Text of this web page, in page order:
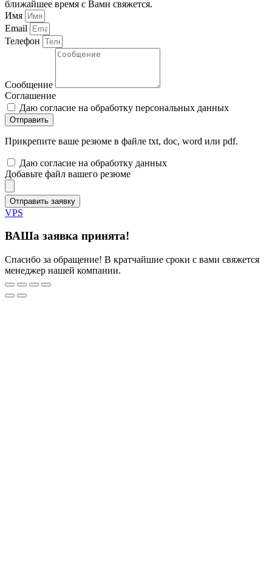
ближайшее время с Вами свяжется.
Имя
Email
Телефон
Сообщение
Соглашение
Даю согласие на обработку персональных данных
Отправить
Прикрепите ваше резюме в файле txt, doc, word или pdf.
Даю согласие на обработку данных
Добавьте файл вашего резюме
Отправить заявку
VPS
ВАШа заявка принята!
Спасибо за обращение! В кратчайшие сроки с вами свяжется
менеджер нашей компании.